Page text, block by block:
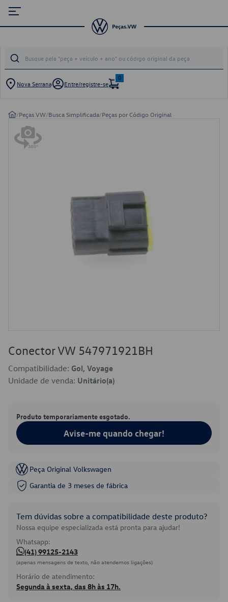
Nova Serrana Entre/registre-se
0
/Peças VW/Busca Simplificada/Peças por Código Original
Conector VW 547971921BH
Compatibilidade: Gol, Voyage
Unidade de venda: Unitário(a)
Produto temporariamente esgotado.
Avise-me quando chegar!
Peça Original Volkswagen
Garantia de 3 meses de fábrica
Tem dúvidas sobre a compatibilidade deste produto?
Nossa equipe especializada está pronta para ajudar!
Whatsapp:
(41) 99125-2143
(apenas mensagens de texto, não atendemos ligações)
Horário de atendimento:
Segunda à sexta, das 8h às 17h.